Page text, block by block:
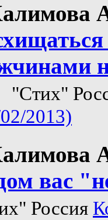
"Стих"
2013)
вас
Россия